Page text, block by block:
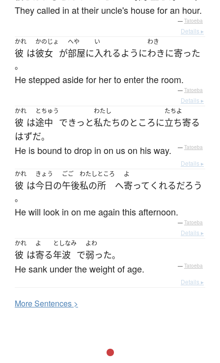
They called in at their uncle's house for an hour.
— Tatoeba
Details ▸
かれ
彼 は
かのじょ
彼女 が
へや
部屋に
い
入れるように
わき
わきに寄った
。
He stepped aside for her to enter the room.
— Tatoeba
Details ▸
かれ
彼 は
とちゅう
途中 できっと
わたし
私たちのところに
たちよ
立ち寄る
はずだ。
He is bound to drop in on us on his way. — Tatoeba
Details ▸
かれ
彼 は
きょう
今日の
ごご
午後
わたし
私の
ところ
所 へ
よ
寄って くれるだろう
。
He will look in on me again this afternoon.
— Tatoeba
Details ▸
かれ
彼 は
よ
寄る
としなみ
年波 で
よわ
弱った。
He sank under the weight of age. — Tatoeba
Details ▸
MoreSentences >